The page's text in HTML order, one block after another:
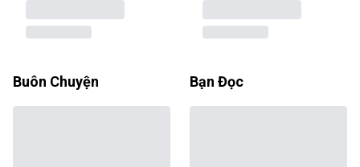
Buôn Chuyện Bạn Đọc